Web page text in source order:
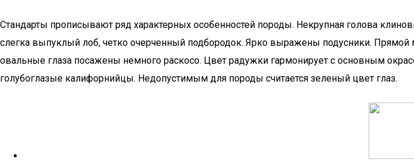
Стандарты прописывают ряд характерных особенностей породы. Некрупная голова
слегка выпуклый лоб, четко очерченный подбородок. Ярко выражены подусники.
овальные глаза посажены немного раскосо. Цвет радужки гармонирует с основным
голубоглазые калифорнийцы. Недопустимым для породы считается зеленый цвет глаз.